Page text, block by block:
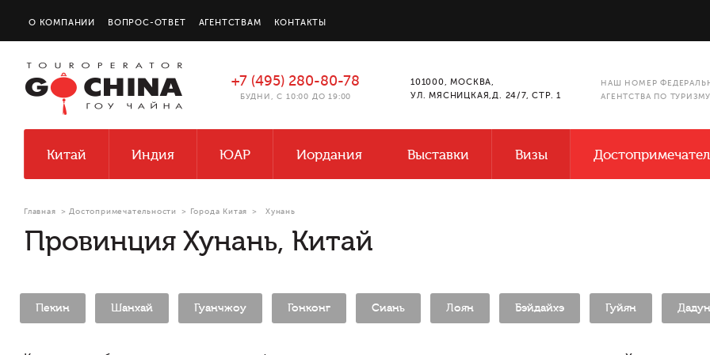
О КОМПАНИИ ВОПРОС-ОТВЕТ АГЕНТСТВАМ КОНТАКТЫ
+7 (495) 280-80-78
БУДНИ, С 10:00 ДО 19:00
101000, МОСКВА,
УЛ. МЯСНИЦКАЯ,Д. 24/7, СТР. 1
НАШ НОМЕР
АГЕНТСТВА ПО
Китай Индия ЮАР Иордания Выставки Визы
Главная > Достопримечательности > Города Китая > Хунань
Провинция Хунань, Китай
Пекин Шанхай Гуанчжоу Гонконг Сиань Лоян Бэйдайхэ Гуйян